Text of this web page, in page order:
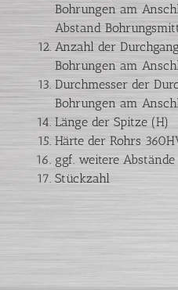
Bohrungen am
Abstand
Anzahl der
Bohrungen am
Durchmesser der
Bohrungen am
Länge der Spitze (H)
Härte der Rohrs
ggf. weitere Abstände
Stückzahl